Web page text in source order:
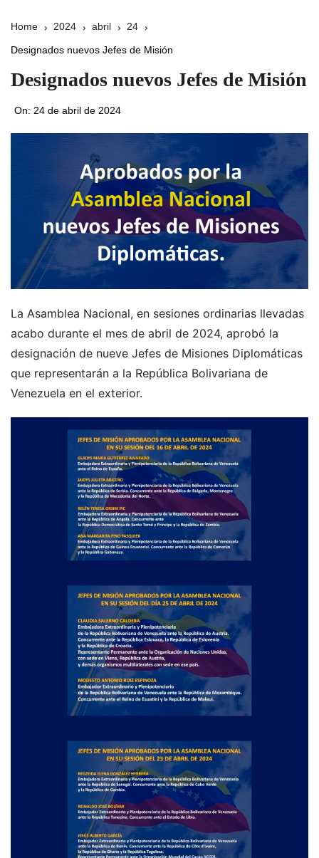
Home 2024 abril 24
Designados nuevos Jefes de Misión
Designados nuevos Jefes de Misión
On: 24 de abril de 2024
La Asamblea Nacional, en sesiones ordinarias llevadas
acabo durante el mes de abril de 2024, aprobó la
designación de nueve Jefes de Misiones Diplomáticas
que representarán a la República Bolivariana de
Venezuela en el exterior.